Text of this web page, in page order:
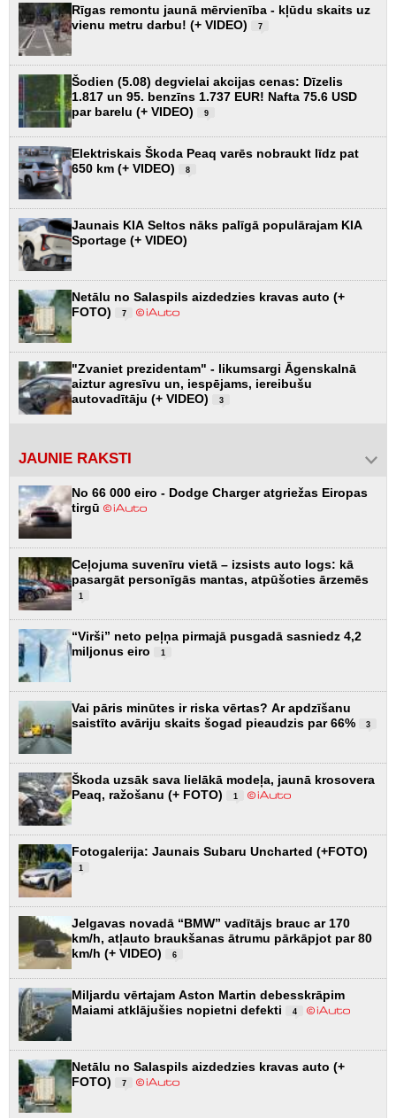
Rīgas remontu jaunā mērvienība - kļūdu skaits uz
vienu metru darbu! (+ VIDEO)
7
Šodien (5.08) degvielai akcijas cenas: Dīzelis
1.817 un 95. benzīns 1.737 EUR! Nafta 75.6 USD
par barelu (+ VIDEO)
9
Elektriskais Škoda Peaq varēs nobraukt līdz pat
650 km (+ VIDEO)
8
Jaunais KIA Seltos nāks palīgā populārajam KIA
Sportage (+ VIDEO)
Netālu no Salaspils aizdedzies kravas auto (+
FOTO)
7
"Zvaniet prezidentam" - likumsargi Āgenskalnā
aiztur agresīvu un, iespējams, iereibušu
autovadītāju (+ VIDEO)
3
JAUNIE RAKSTI
No 66 000 eiro - Dodge Charger atgriežas Eiropas
tirgū
Ceļojuma suvenīru vietā – izsists auto logs: kā
pasargāt personīgās mantas, atpūšoties ārzemēs
1
“Virši” neto peļņa pirmajā pusgadā sasniedz 4,2
miljonus eiro
1
Vai pāris minūtes ir riska vērtas? Ar apdzīšanu
saistīto avāriju skaits šogad pieaudzis par 66%
3
Škoda uzsāk sava lielākā modeļa, jaunā krosovera
Peaq, ražošanu (+ FOTO)
1
Fotogalerija: Jaunais Subaru Uncharted (+FOTO)
1
Jelgavas novadā “BMW” vadītājs brauc ar 170
km/h, atļauto braukšanas ātrumu pārkāpjot par 80
km/h (+ VIDEO)
6
Miljardu vērtajam Aston Martin debesskrāpim
Maiami atklājušies nopietni defekti
4
Netālu no Salaspils aizdedzies kravas auto (+
FOTO)
7